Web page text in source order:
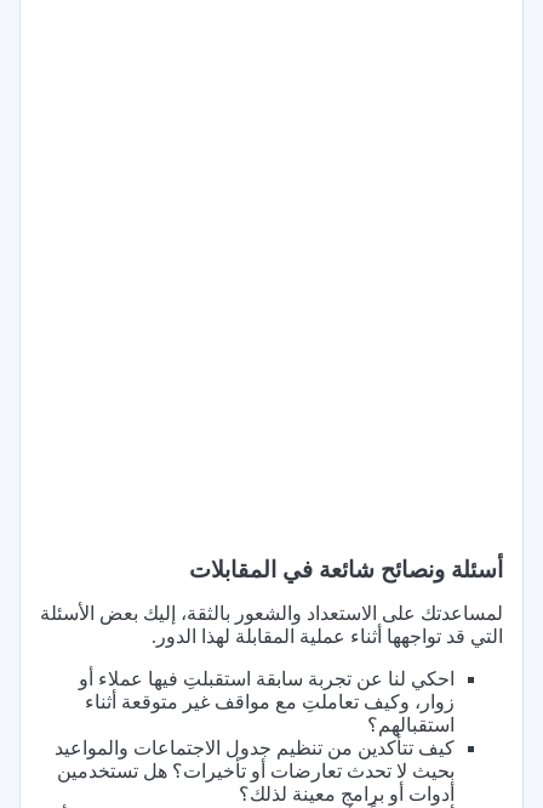
أسئلة ونصائح شائعة في المقابلات
لمساعدتك على الاستعداد والشعور بالثقة، إليك بعض الأسئلة
التي قد تواجهها أثناء عملية المقابلة لهذا الدور.
احكي لنا عن تجربة سابقة استقبلتِ فيها عملاء أو
زوار، وكيف تعاملتِ مع مواقف غير متوقعة أثناء
استقبالهم؟
كيف تتأكدين من تنظيم جدول الاجتماعات والمواعيد
بحيث لا تحدث تعارضات أو تأخيرات؟ هل تستخدمين
أدوات أو برامج معينة لذلك؟